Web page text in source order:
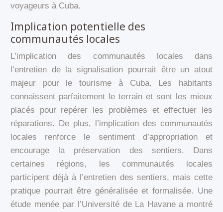
voyageurs à Cuba.
Implication potentielle des
communautés locales
L’implication des communautés locales dans
l’entretien de la signalisation pourrait être un atout
majeur pour le tourisme à Cuba. Les habitants
connaissent parfaitement le terrain et sont les mieux
placés pour repérer les problèmes et effectuer les
réparations. De plus, l’implication des communautés
locales renforce le sentiment d’appropriation et
encourage la préservation des sentiers. Dans
certaines régions, les communautés locales
participent déjà à l’entretien des sentiers, mais cette
pratique pourrait être généralisée et formalisée. Une
étude menée par l’Université de La Havane a montré